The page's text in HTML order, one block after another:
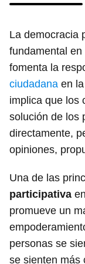
La democracia
fundamental
fomenta la
ciudadana en
implica que los
solución de los
directamente,
opiniones,
Una de las
participativa
promueve un
personas se
se sienten más